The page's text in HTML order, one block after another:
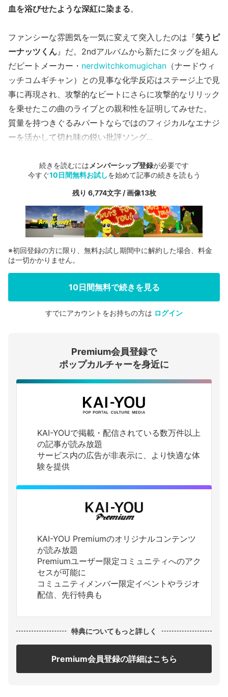
血を浴びせたような深紅に染まる。
ファンシーな雰囲気を一気に変えて突入したのは『笑うピ
ーナッツくん』だ。2ndアルバムから新たにタッグを組ん
だビートメーカー・ nerdwitchkomugichan （ナードウィ
ッチコムギチャン）との見事な化学反応はステージ上で見
事に再現され、攻撃的なビートにさらに攻撃的なリリック
を乗せたこの曲のライブとの親和性を証明してみせた。
質量を持つきぐるみパートならではのフィジカルなエナジ
ーを活かして切れ味の鋭い批評ソング...
続きを読むには メンバーシップ登録が必要です
今すぐ10日間無料お試しを始めて記事の続きを読もう
残り 6,774文字 / 画像13枚
会員登録する
ログインする
※初回登録の方に限り、無料お試し期間中に解約した場合、料金
は一切かかりません。
10日間無料で続きを見る
すでにアカウントをお持ちの方は ログイン
Premium会員登録で
ポップカルチャーを身近に
KAI-YOUで掲載・配信されている数万件以上
の記事が読み放題
サービス内の広告が非表示に、より快適な体
験を提供
KAI-YOU Premiumのオリジナルコンテンツ
が読み放題
Premiumユーザー限定コミュニティへのアク
セスが可能に
コミュニティメンバー限定イベントやラジオ
配信、先行特典も
特典についてもっと詳しく
Premium会員登録の詳細はこちら